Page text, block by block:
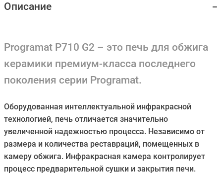
Описание
Programat P710 G2 – это печь для обжига
керамики премиум-класса последнего
поколения серии Programat.
Оборудованная интеллектуальной инфракрасной
технологией, печь отличается значительно
увеличенной надежностью процесса. Независимо от
размера и количества реставраций, помещенных в
камеру обжига. Инфракрасная камера контролирует
процесс предварительной сушки и закрытия печи.